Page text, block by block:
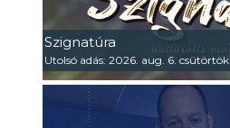
Szignatúra
Utolsó adás: 2026. aug. 6. csütörtök